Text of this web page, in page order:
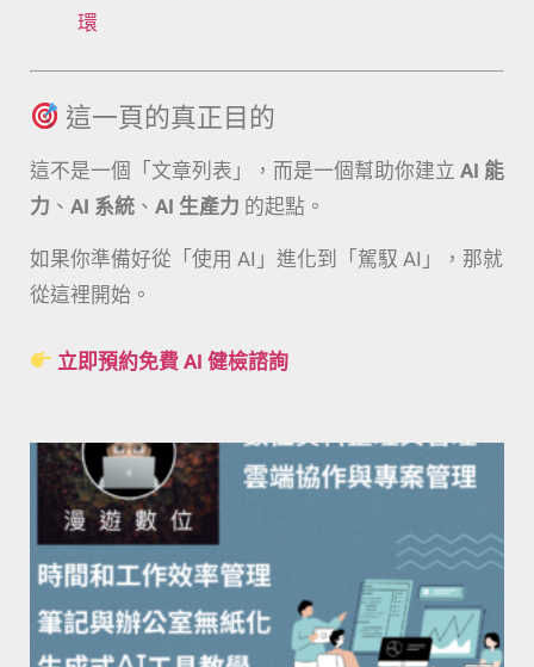
環
這一頁的真正目的
這不是一個「文章列表」，而是一個幫助你建立 AI 能
力 、 AI 系統 、 AI 生產力 的起點。
如果你準備好從「使用 AI」進化到「駕馭 AI」，那就
從這裡開始。
立即預約免費 AI 健檢諮詢